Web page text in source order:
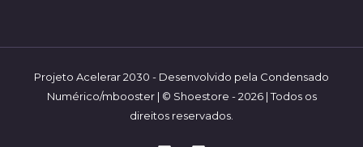
Projeto Acelerar 2030 - Desenvolvido pela Condensado
Numérico/mbooster | ©️ Shoestore - 2026 | Todos os
direitos reservados.